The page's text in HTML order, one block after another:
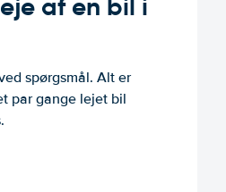
af en bil i
spørgsmål. Alt er
par gange lejet bil